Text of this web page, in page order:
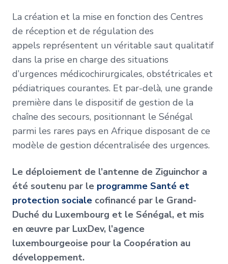
La création et la mise en fonction des Centres
de réception et de régulation des
appels représentent un véritable saut qualitatif
dans la prise en charge des situations
d’urgences médicochirurgicales, obstétricales et
pédiatriques courantes. Et par-delà, une grande
première dans le dispositif de gestion de la
chaîne des secours, positionnant le Sénégal
parmi les rares pays en Afrique disposant de ce
modèle de gestion décentralisée des urgences.
Le déploiement de l’antenne de Ziguinchor a
été soutenu par le programme Santé et
protection sociale cofinancé par le Grand-
Duché du Luxembourg et le Sénégal, et mis
en œuvre par LuxDev, l’agence
luxembourgeoise pour la Coopération au
développement.